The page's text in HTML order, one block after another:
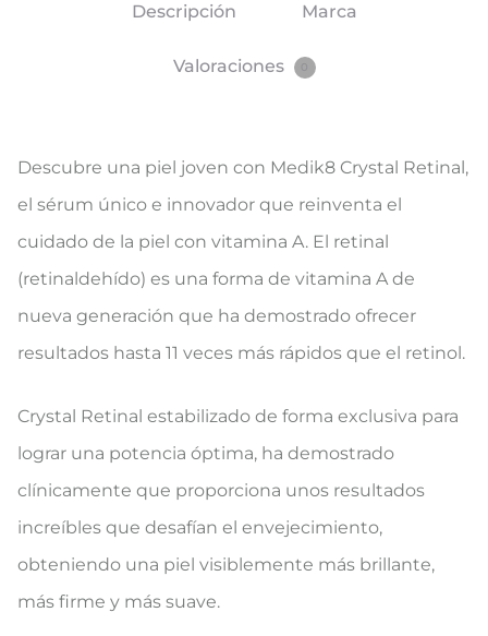
Descripción Marca
Valoraciones
Descubre una piel joven con Medik8 Crystal Retinal,
el sérum único e innovador que reinventa el
cuidado de la piel con vitamina A. El retinal
(retinaldehído) es una forma de vitamina A de
nueva generación que ha demostrado ofrecer
resultados hasta 11 veces más rápidos que el retinol.
Crystal Retinal estabilizado de forma exclusiva para
lograr una potencia óptima, ha demostrado
clínicamente que proporciona unos resultados
increíbles que desafían el envejecimiento,
obteniendo una piel visiblemente más brillante,
más firme y más suave.